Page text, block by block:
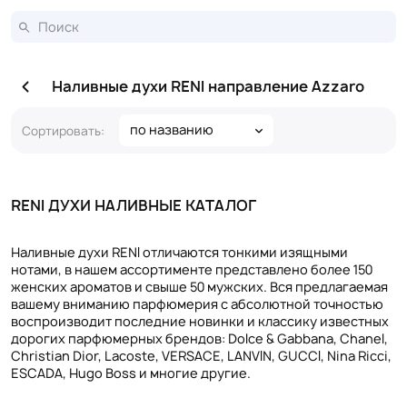
Наливные духи RENI направление Azzaro
Сортировать: по названию
RENI ДУХИ НАЛИВНЫЕ КАТАЛОГ
Наливные духи RENI отличаются тонкими изящными
нотами, в нашем ассортименте представлено более 150
женских ароматов и свыше 50 мужских. Вся предлагаемая
вашему вниманию парфюмерия с абсолютной точностью
воспроизводит последние новинки и классику известных
дорогих парфюмерных брендов: Dolce & Gabbana, Chanel,
Christian Dior, Lacoste, VERSACE, LANVIN, GUCCI, Nina Ricci,
ESCADA, Hugo Boss и многие другие.